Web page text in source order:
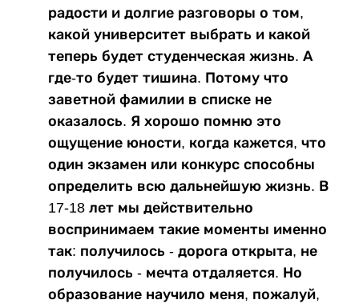
радости и долгие разговоры о том,
какой университет выбрать и какой
теперь будет студенческая жизнь. А
где-то будет тишина. Потому что
заветной фамилии в списке не
оказалось. Я хорошо помню это
ощущение юности, когда кажется, что
один экзамен или конкурс способны
определить всю дальнейшую жизнь. В
17-18 лет мы действительно
воспринимаем такие моменты именно
так: получилось - дорога открыта, не
получилось - мечта отдаляется. Но
образование научило меня, пожалуй,